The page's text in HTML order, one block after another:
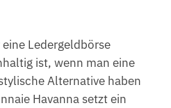
Ledergeldbörse
ist, wenn man eine
Alternative haben
Havanna setzt ein